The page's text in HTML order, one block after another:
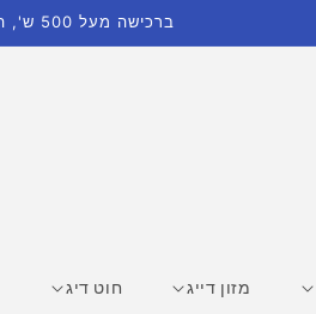
ברכישה מעל 500 ש', המשלוח חינם, למעט מטען גדול מדי!
מזון דייג חוט דיג